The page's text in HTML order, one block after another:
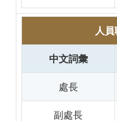
人
中文詞彙
處長
副處長